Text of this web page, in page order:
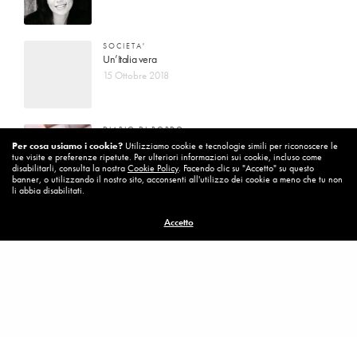
SOCIETA'
Un’Italia vera
15 Ottobre 2018
DIARIO DI BORDO
La vita vince sempre
8 Ottobre 2018
Per cambiare ci vuole coraggio
8 Ottobre 2018
Per cosa usiamo i cookie? Utilizziamo cookie e tecnologie simili per riconoscere le
tue visite e preferenze ripetute. Per ulteriori informazioni sui cookie, incluso come
disabilitarli, consulta la nostraCookie Policy. Facendo clic su "Accetto" su questo
banner, o utilizzando il nostro sito, acconsenti all'utilizzo dei cookie a meno che tu non
li abbia disabilitati.
Accetto